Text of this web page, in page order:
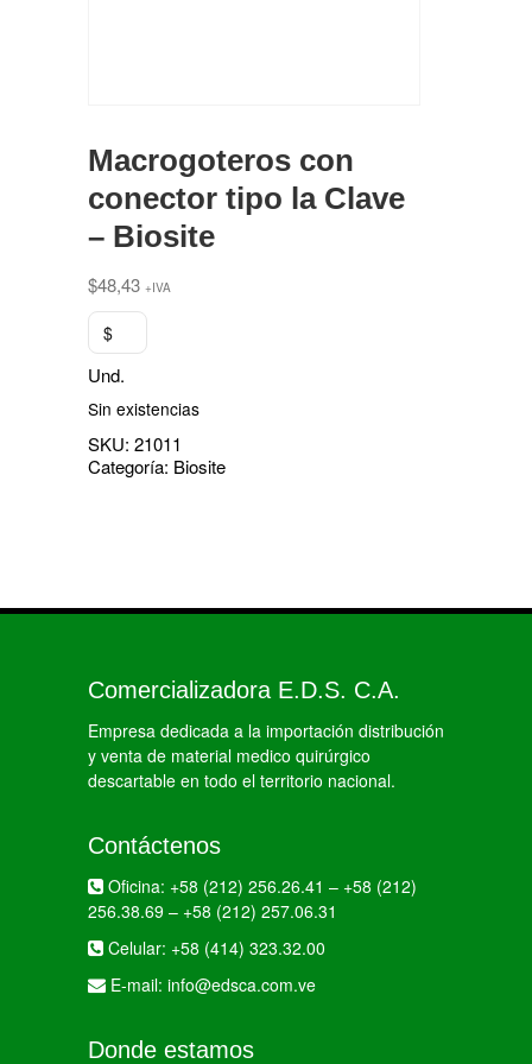
Macrogoteros con
conector tipo la Clave
– Biosite
$48,43 +IVA
$
Und.
Sin existencias
SKU: 21011
Categoría: Biosite
Comercializadora E.D.S. C.A.
Empresa dedicada a la importación distribución
y venta de material medico quirúrgico
descartable en todo el territorio nacional.
Contáctenos
Oficina: +58 (212) 256.26.41 – +58 (212)
256.38.69 – +58 (212) 257.06.31
Celular: +58 (414) 323.32.00
E-mail: info@edsca.com.ve
Donde estamos